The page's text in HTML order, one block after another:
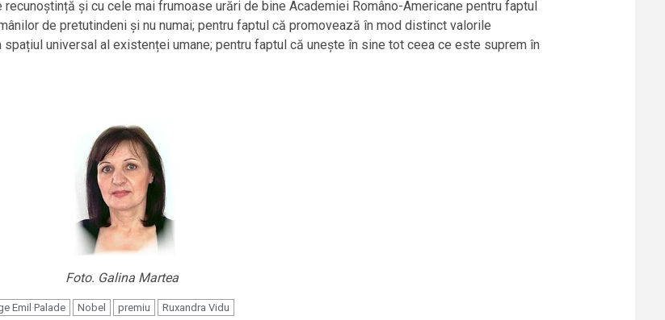
și cu cele mai frumoase urări de bine Academiei Româno-Americane pentru faptul
de pretutindeni și nu numai; pentru faptul că promovează în mod distinct valorile
universal al existenței umane; pentru faptul că unește în sine tot ceea ce este suprem în
Foto. Galina Martea
Emil Palade Nobel premiu Ruxandra Vidu